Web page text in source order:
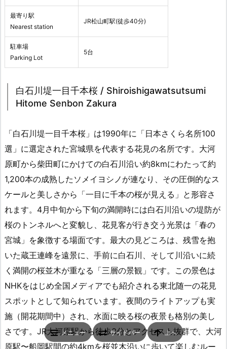
最寄り駅
Nearest station
JR松山町駅(徒歩40分)
駐車場
Parking Lot
5台
白石川堤一目千本桜 / Shiroishigawatsutsumi
Hitome Senbon Zakura
「白石川堤一目千本桜」は1990年に「日本さくら名所100
選」に選定された宮城県を代表する花見の名所です。大河
原町から柴田町にかけての白石川沿い約8kmにわたって約
1,200本の成熟したソメイヨシノが連なり、その圧倒的なス
ケールと美しさから「一目に千本の桜が見える」と形容さ
れます。4月中旬から下旬の満開時には白石川沿いの堤防が
桜のトンネルへと変貌し、花見客が行き交う光景は「春の
宮城」を象徴する場面です。最大の見どころは、残雪を抱
いた蔵王連峰を遠景に、手前に白石川、そして川沿いに続
く満開の桜並木が重なる「三層の景観」です。この景色は
NHKをはじめ全国メディアでも紹介される東北随一の花見
スポットとして知られています。夜間のライトアップも実
施（開花期間中）され、水面に映る桜の夜景も格別の美し
さです。JR大河原駅から徒歩3分とアクセスも抜群で、大河
原駅〜船岡駅間の約4kmを桜並木沿いに歩いて楽しむルー
メニュー サイドバー 上へ